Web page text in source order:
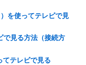
を使ってテレビで見
見る方法（接続方
てテレビで見る